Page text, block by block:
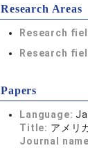
Research Areas
Research
Research
Papers
Language:
Title: アメリ
Journal